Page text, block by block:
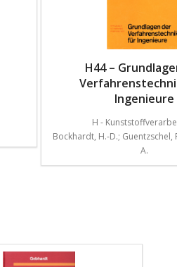
H44 –
Ingenieure
H -
Bockhardt, H.-D.; Guentzschel,
A.